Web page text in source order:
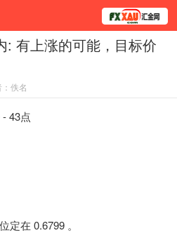
观点 货币
学院
: 有上涨的可能，目标价
佚名
43点
在 0.6799 。